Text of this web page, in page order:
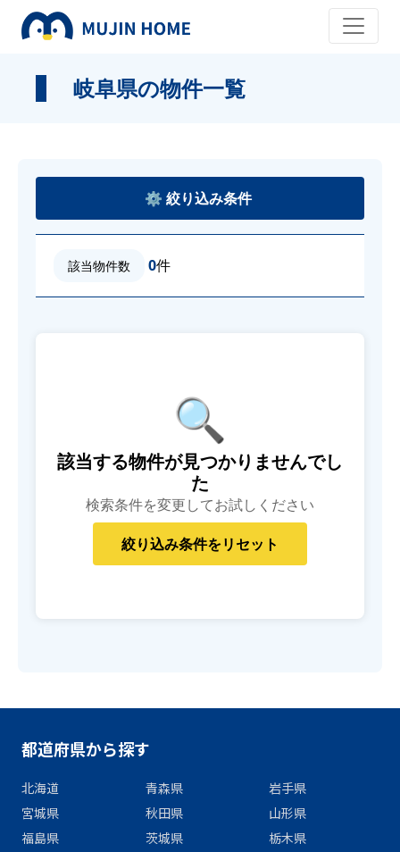
岐阜県の物件一覧
該当物件数 0件
🔍
該当する物件が見つかりませんでし
た
検索条件を変更してお試しください
都道府県から探す
北海道 青森県
岩手県
宮城県
秋田県
山形県
福島県
茨城県
栃木県